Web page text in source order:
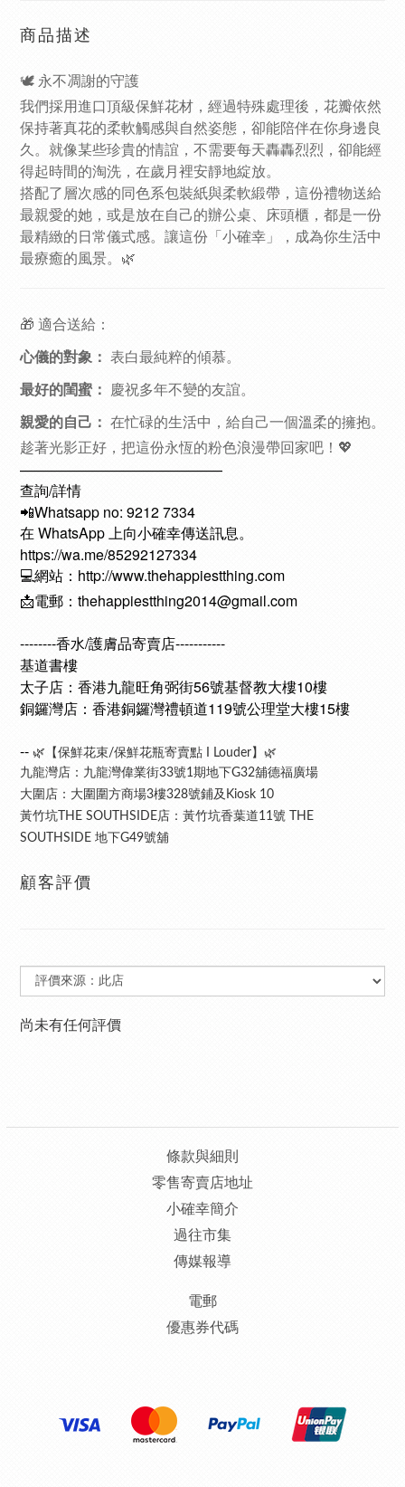
商品描述
🕊️ 永不凋謝的守護
我們採用進口頂級保鮮花材，經過特殊處理後，花瓣依然
保持著真花的柔軟觸感與自然姿態，卻能陪伴在你身邊良
久。就像某些珍貴的情誼，不需要每天轟轟烈烈，卻能經
得起時間的淘洗，在歲月裡安靜地綻放。
搭配了層次感的同色系包裝紙與柔軟緞帶，這份禮物送給
最親愛的她，或是放在自己的辦公桌、床頭櫃，都是一份
最精緻的日常儀式感。讓這份「小確幸」，成為你生活中
最療癒的風景。🌿
🎁 適合送給：
心儀的對象： 表白最純粹的傾慕。
最好的閨蜜： 慶祝多年不變的友誼。
親愛的自己：
在忙碌的生活中，給自己一個溫柔的擁抱。
趁著光影正好，把這份永恆的粉色浪漫帶回家吧！💖
——————————————
查詢/詳情
📲Whatsapp no: 9212 7334
在 WhatsApp 上向小確幸傳送訊息。
https://wa.me/85292127334
💻網站：http://www.thehappiestthing.com
📩電郵：thehappiestthing2014@gmail.com
--------香水/護膚品寄賣店-----------
基道書樓
太子店：香港九龍旺角弼街56號基督教大樓10樓
銅鑼灣店：香港銅鑼灣禮頓道119號公理堂大樓15樓
-- 🌿【保鮮花束/保鮮花瓶寄賣點 I Louder】🌿
九龍灣店：九龍灣偉業街33號1期地下G32舖德福廣場
大圍店：大圍圍方商場3樓328號鋪及Kiosk 10
黃竹坑THE SOUTHSIDE店：黃竹坑香葉道11號 THE
SOUTHSIDE 地下G49號舖
顧客評價
尚未有任何評價
條款與細則
零售寄賣店地址
小確幸簡介
過往市集
傳媒報導
電郵
優惠券代碼